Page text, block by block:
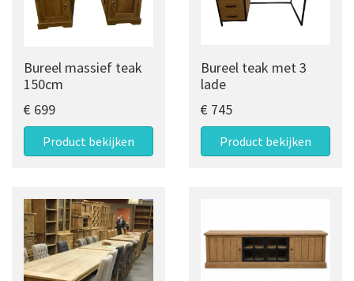
Bureel massief teak
150cm
€ 699
Product bekijken
Bureel teak met 3
lade
€ 745
Product bekijken